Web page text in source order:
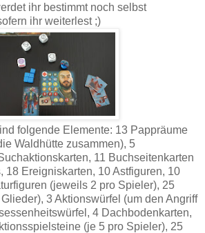
ihr bestimmt noch selbst
ihr weiterlest ;)
folgende Elemente: 13 Pappräume
Waldhütte zusammen), 5
11 Buchseitenkarten
18 Ereigniskarten, 10 Astfiguren, 10
(jeweils 2 pro Spieler), 25
3 Aktionswürfel (um den Angriff
4 Dachbodenkarten,
(je 5 pro Spieler), 25